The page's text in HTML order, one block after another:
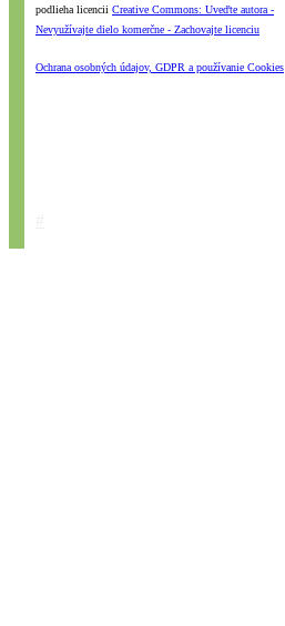
podlieha licencii Creative Commons: Uveďte autora -
Nevyužívajte dielo komerčne - Zachovajte licenciu
Ochrana osobných údajov, GDPR a používanie Cookies